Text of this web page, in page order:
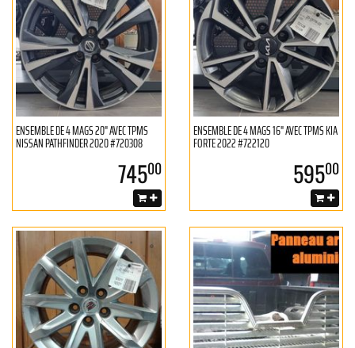
ENSEMBLE DE 4 MAGS 20" AVEC TPMS
NISSAN PATHFINDER 2020 #720308
74500
ENSEMBLE DE 4 MAGS 16" AVEC TPMS KIA
FORTE 2022 #722120
59500